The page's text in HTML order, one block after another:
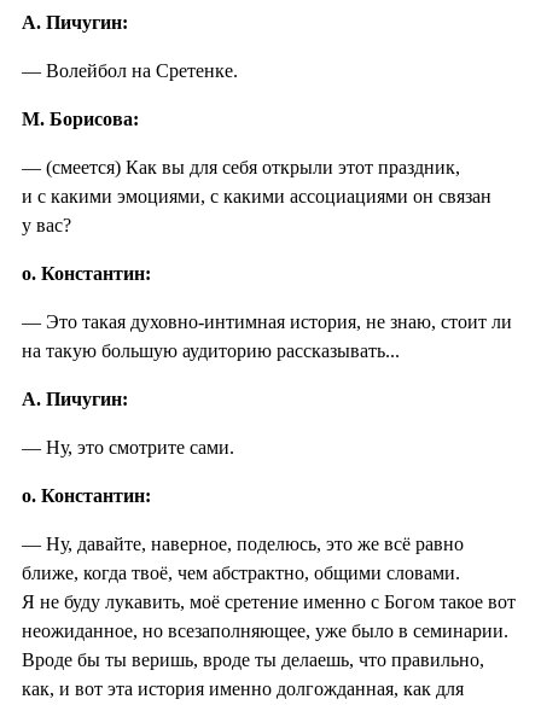
А. Пичугин:
— Волейбол на Сретенке.
М. Борисова:
— (смеется) Как вы для себя открыли этот праздник,
и с какими эмоциями, с какими ассоциациями он связан
у вас?
о. Константин:
— Это такая духовно-интимная история, не знаю, стоит ли
на такую большую аудиторию рассказывать...
А. Пичугин:
— Ну, это смотрите сами.
о. Константин:
— Ну, давайте, наверное, поделюсь, это же всё равно
ближе, когда твоё, чем абстрактно, общими словами.
Я не буду лукавить, моё сретение именно с Богом такое вот
неожиданное, но всезаполняющее, уже было в семинарии.
Вроде бы ты веришь, вроде ты делаешь, что правильно,
как, и вот эта история именно долгожданная, как для